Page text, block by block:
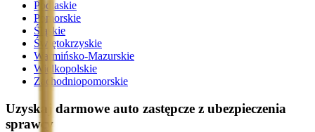
Podlaskie
Pomorskie
Śląskie
Świętokrzyskie
Warmińsko-Mazurskie
Wielkopolskie
Zachodniopomorskie
Uzyskaj darmowe auto zastępcze z ubezpieczenia
sprawcy